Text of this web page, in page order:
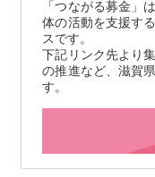
「つながる募金」
体の活動を支援す
スです。
下記リンク先より
の推進など、滋賀
す。